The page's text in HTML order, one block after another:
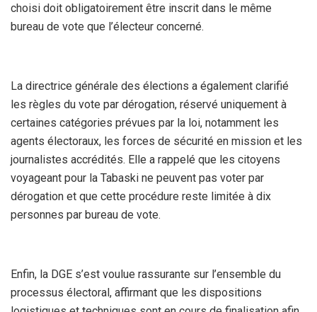
choisi doit obligatoirement être inscrit dans le même
bureau de vote que l’électeur concerné.
La directrice générale des élections a également clarifié
les règles du vote par dérogation, réservé uniquement à
certaines catégories prévues par la loi, notamment les
agents électoraux, les forces de sécurité en mission et les
journalistes accrédités. Elle a rappelé que les citoyens
voyageant pour la Tabaski ne peuvent pas voter par
dérogation et que cette procédure reste limitée à dix
personnes par bureau de vote.
Enfin, la DGE s’est voulue rassurante sur l’ensemble du
processus électoral, affirmant que les dispositions